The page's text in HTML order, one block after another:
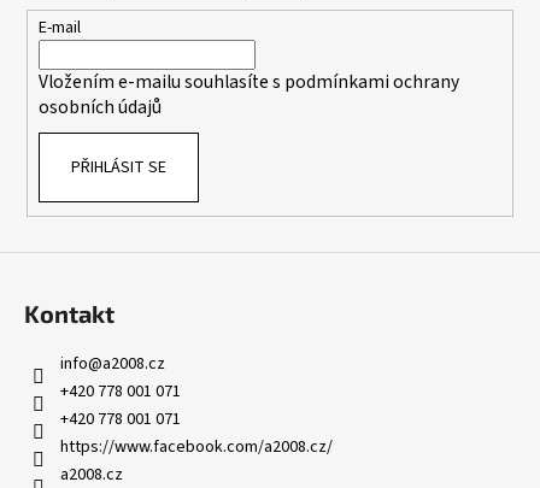
E-mail
Vložením e-mailu souhlasíte s podmínkami ochrany
osobních údajů
PŘIHLÁSIT SE
Kontakt
info@a2008.cz
+420 778 001 071
+420 778 001 071
https://www.facebook.com/a2008.cz/
a2008.cz